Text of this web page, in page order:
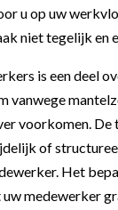
u op uw
niet tegelijk en
is een deel
vanwege
voorkomen. De
of
Het
medewerker